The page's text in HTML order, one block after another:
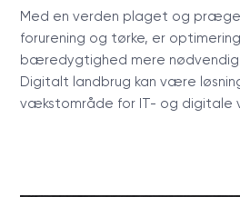
Med en verden plaget og
forurening og tørke, er
bæredygtighed mere
Digitalt landbrug kan være
vækstområde for IT- og digitale